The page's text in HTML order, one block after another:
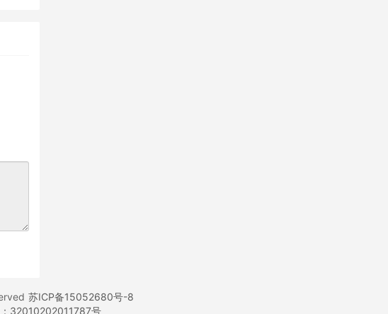
苏ICP备15052680号-8
32010202011787号